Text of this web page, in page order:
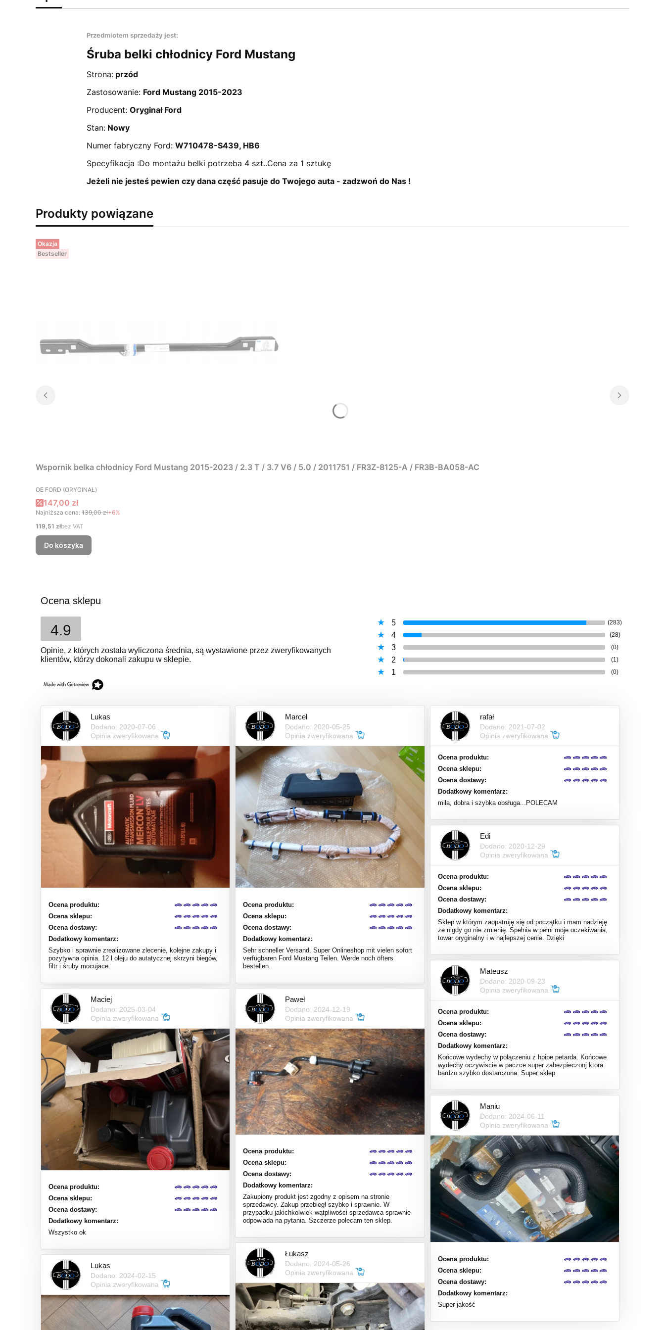
Przedmiotem sprzedaży jest:
Śruba belki chłodnicy Ford Mustang
Strona:przód
Zastosowanie: Ford Mustang 2015-2023
Producent: Oryginał Ford
Stan:Nowy
Numer fabryczny Ford: W710478-S439, HB6
Specyfikacja :Do montażu belki potrzeba 4 szt..Cena za 1 sztukę
Jeżeli nie jesteś pewien czy dana część pasuje do Twojego auta - zadzwoń do Nas !
Produkty powiązane
Okazja
Bestseller
Wspornik belka chłodnicy Ford Mustang 2015-2023 / 2.3 T / 3.7 V6 / 5.0 / 2011751 / FR3Z-8125-A / FR3B-BA058-AC
PRODUCENT
OE FORD (ORYGINAŁ)
Cena promocyjna
147,00 zł
Najniższa cena: 139,00 zł+6%
Cena
119,51 złbez VAT
Do koszyka
Ocena sklepu
4.9
Opinie, z których została wyliczona średnia, są wystawione przez zweryfikowanych
klientów, którzy dokonali zakupu w sklepie.
5 (283)
4 (28)
3 (0)
2 (1)
1 (0)
Lukas
Dodano: 2020-07-06
Opinia zweryfikowana
Ocena produktu:
Ocena sklepu:
Ocena dostawy:
Dodatkowy komentarz:
Szybko i sprawnie zrealizowane zlecenie, kolejne zakupy i
pozytywna opinia. 12 l oleju do autatycznej skrzyni biegów,
filtr i śruby mocujace.
Marcel
Dodano: 2020-05-25
Opinia zweryfikowana
Ocena produktu:
Ocena sklepu:
Ocena dostawy:
Dodatkowy komentarz:
Sehr schneller Versand. Super Onlineshop mit vielen sofort
verfügbaren Ford Mustang Teilen. Werde noch öfters
bestellen.
rafał
Dodano: 2021-07-02
Opinia zweryfikowana
Ocena produktu:
Ocena sklepu:
Ocena dostawy:
Dodatkowy komentarz:
miła, dobra i szybka obsługa...POLECAM
Edi
Dodano: 2020-12-29
Opinia zweryfikowana
Ocena produktu:
Ocena sklepu:
Ocena dostawy:
Dodatkowy komentarz:
Sklep w którym zaopatruję się od początku i mam nadzieję
że nigdy go nie zmienię. Spełnia w pełni moje oczekiwania,
towar oryginalny i w najlepszej cenie. Dzięki
Mateusz
Dodano: 2020-09-23
Opinia zweryfikowana
Ocena produktu:
Ocena sklepu:
Ocena dostawy:
Dodatkowy komentarz:
Końcowe wydechy w połączeniu z hpipe petarda. Końcowe
wydechy oczywiscie w paczce super zabezpieczonj ktora
bardzo szybko dostarczona. Super sklep
Maciej
Dodano: 2025-03-04
Opinia zweryfikowana
Ocena produktu:
Ocena sklepu:
Ocena dostawy:
Dodatkowy komentarz:
Wszystko ok
Paweł
Dodano: 2024-12-19
Opinia zweryfikowana
Ocena produktu:
Ocena sklepu:
Ocena dostawy:
Dodatkowy komentarz:
Zakupiony produkt jest zgodny z opisem na stronie
sprzedawcy. Zakup przebiegł szybko i sprawnie. W
przypadku jakichkolwiek wątpliwości sprzedawca sprawnie
odpowiada na pytania. Szczerze polecam ten sklep.
Maniu
Dodano: 2024-06-11
Opinia zweryfikowana
Ocena produktu:
Ocena sklepu:
Ocena dostawy:
Dodatkowy komentarz:
Super jakość
Łukasz
Dodano: 2024-05-26
Opinia zweryfikowana
Lukas
Dodano: 2024-02-15
Opinia zweryfikowana